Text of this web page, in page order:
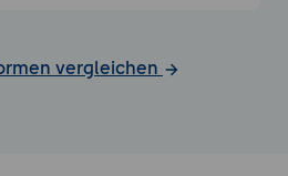
vergleichen